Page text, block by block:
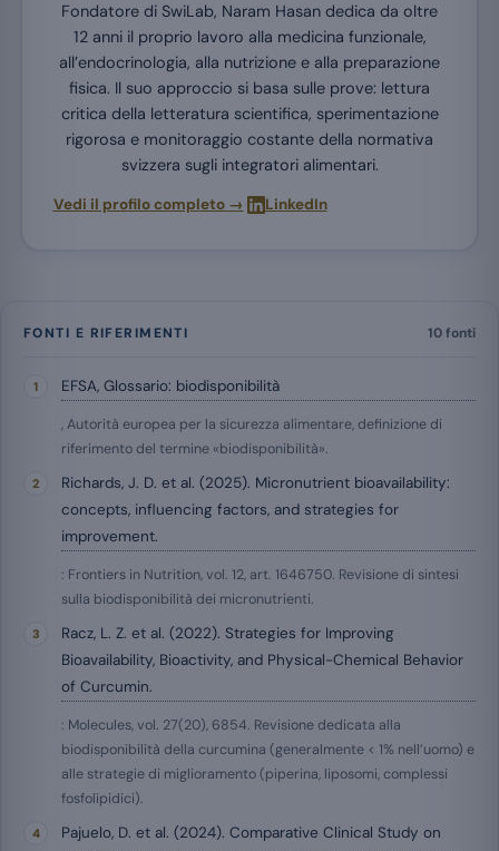
Fondatore di SwiLab, Naram Hasan dedica da oltre
12 anni il proprio lavoro alla medicina funzionale,
all’endocrinologia, alla nutrizione e alla preparazione
fisica. Il suo approccio si basa sulle prove: lettura
critica della letteratura scientifica, sperimentazione
rigorosa e monitoraggio costante della normativa
svizzera sugli integratori alimentari.
Vedi il profilo completo → LinkedIn
FONTI E RIFERIMENTI 10 fonti
EFSA, Glossario: biodisponibilità
, Autorità europea per la sicurezza alimentare, definizione di
riferimento del termine «biodisponibilità».
Richards, J. D. et al. (2025). Micronutrient bioavailability:
concepts, influencing factors, and strategies for
improvement.
: Frontiers in Nutrition, vol. 12, art. 1646750. Revisione di sintesi
sulla biodisponibilità dei micronutrienti.
Racz, L. Z. et al. (2022). Strategies for Improving
Bioavailability, Bioactivity, and Physical-Chemical Behavior
of Curcumin.
: Molecules, vol. 27(20), 6854. Revisione dedicata alla
biodisponibilità della curcumina (generalmente < 1% nell’uomo) e
alle strategie di miglioramento (piperina, liposomi, complessi
fosfolipidici).
Pajuelo, D. et al. (2024). Comparative Clinical Study on